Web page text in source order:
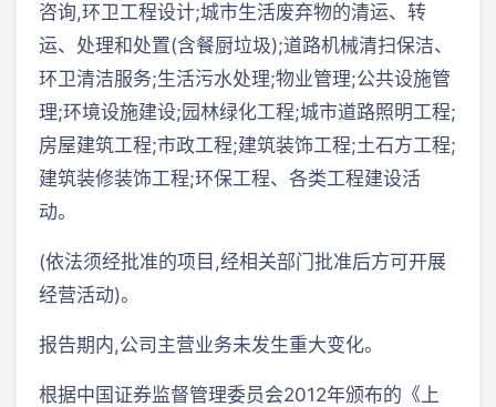
咨询,环卫工程设计;城市生活废弃物的清运、转
运、处理和处置(含餐厨垃圾);道路机械清扫保洁、
环卫清洁服务;生活污水处理;物业管理;公共设施管
理;环境设施建设;园林绿化工程;城市道路照明工程;
房屋建筑工程;市政工程;建筑装饰工程;土石方工程;
建筑装修装饰工程;环保工程、各类工程建设活
动。
(依法须经批准的项目,经相关部门批准后方可开展
经营活动)。
报告期内,公司主营业务未发生重大变化。
根据中国证券监督管理委员会2012年颁布的《上